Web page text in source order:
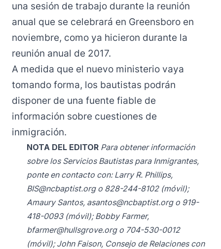
una sesión de trabajo durante la reunión
anual que se celebrará en Greensboro en
noviembre, como ya hicieron durante la
reunión anual de 2017.
A medida que el nuevo ministerio vaya
tomando forma, los bautistas podrán
disponer de una fuente fiable de
información sobre cuestiones de
inmigración.
NOTA DEL EDITOR Para obtener información
sobre los Servicios Bautistas para Inmigrantes,
ponte en contacto con: Larry R. Phillips,
BIS@ncbaptist.orgo 828-244-8102 (móvil);
Amaury Santos, asantos@ncbaptist.orgo 919-
418-0093 (móvil); Bobby Farmer,
bfarmer@hullsgrove.orgo 704-530-0012
(móvil); John Faison, Consejo de Relaciones con